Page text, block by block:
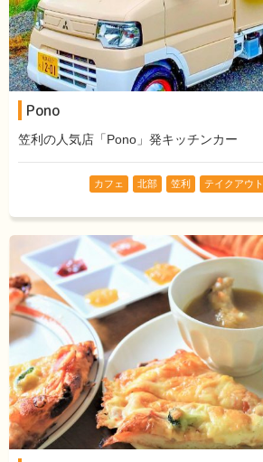
Pono
笠利の人気店「Pono」発キッチンカー
カフェ 北部 笠利 テイクアウト